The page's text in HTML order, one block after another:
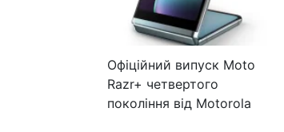
Офіційний випуск Moto
Razr+ четвертого
покоління від Motorola